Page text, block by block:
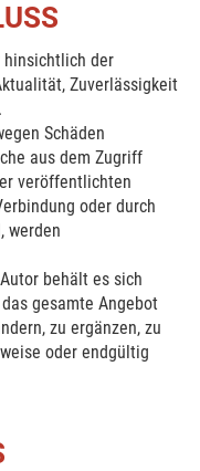
hinsichtlich der
Zuverlässigkeit
Schäden
aus dem Zugriff
veröffentlichten
oder durch
werden
behält es sich
gesamte Angebot
zu ergänzen, zu
oder endgültig